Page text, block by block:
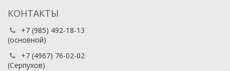
КОНТАКТЫ
+7 (985) 492-18-13
(основной)
+7 (4967) 76-02-02
(Серпухов)